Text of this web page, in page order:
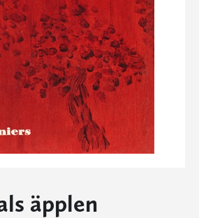
äpplen